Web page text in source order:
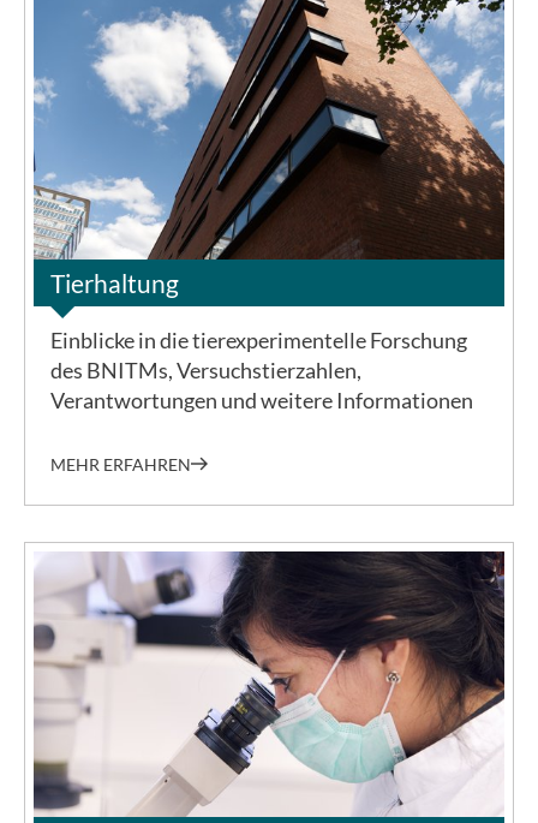
©BNITM
Tierhaltung
Einblicke in die tierexperimentelle Forschung
des BNITMs, Versuchstierzahlen,
Verantwortungen und weitere Informationen
MEHR ERFAHREN
©BNITM | Dino Schachten